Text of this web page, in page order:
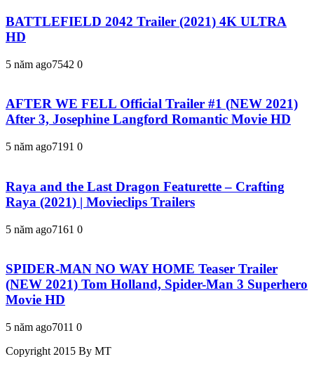
BATTLEFIELD 2042 Trailer (2021) 4K ULTRA
HD
5 năm ago7542 0
AFTER WE FELL Official Trailer #1 (NEW 2021)
After 3, Josephine Langford Romantic Movie HD
5 năm ago7191 0
Raya and the Last Dragon Featurette – Crafting
Raya (2021) | Movieclips Trailers
5 năm ago7161 0
SPIDER-MAN NO WAY HOME Teaser Trailer
(NEW 2021) Tom Holland, Spider-Man 3 Superhero
Movie HD
5 năm ago7011 0
Copyright 2015 By MT